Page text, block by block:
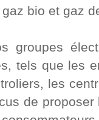
bio et gaz
groupes
tels que les
les
de